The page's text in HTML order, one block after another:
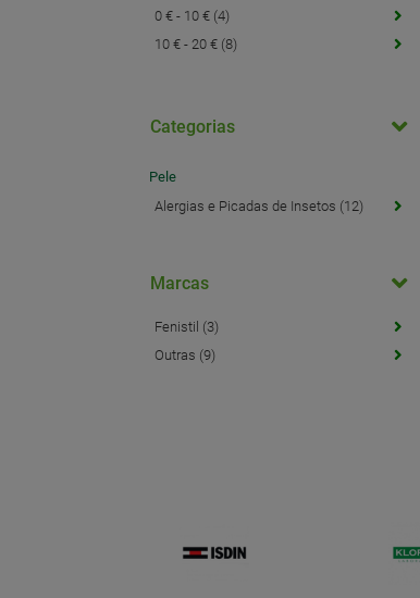
0 € - 10 € (4)
10 € - 20 € (8)
Categorias
Pele
Alergias e Picadas de Insetos (12)
Marcas
Fenistil (3)
Outras (9)